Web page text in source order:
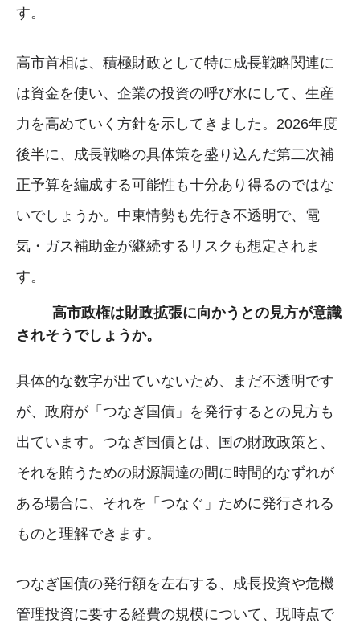
す。
高市首相は、積極財政として特に成長戦略関連に
は資金を使い、企業の投資の呼び水にして、生産
力を高めていく方針を示してきました。2026年度
後半に、成長戦略の具体策を盛り込んだ第二次補
正予算を編成する可能性も十分あり得るのではな
いでしょうか。中東情勢も先行き不透明で、電
気・ガス補助金が継続するリスクも想定されま
す。
高市政権は財政拡張に向かうとの見方が意識
されそうでしょうか。
具体的な数字が出ていないため、まだ不透明です
が、政府が「つなぎ国債」を発行するとの見方も
出ています。つなぎ国債とは、国の財政政策と、
それを賄うための財源調達の間に時間的なずれが
ある場合に、それを「つなぐ」ために発行される
ものと理解できます。
つなぎ国債の発行額を左右する、成長投資や危機
管理投資に要する経費の規模について、現時点で